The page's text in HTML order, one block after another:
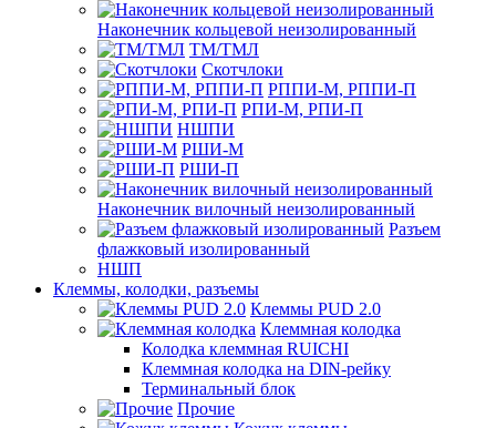
Наконечник кольцевой неизолированный
ТМ/ТМЛ
Скотчлоки
РППИ-М, РППИ-П
РПИ-М, РПИ-П
НШПИ
РШИ-М
РШИ-П
Наконечник вилочный неизолированный
Разъем
флажковый изолированный
НШП
Клеммы, колодки, разъемы
Клеммы PUD 2.0
Клеммная колодка
Колодка клеммная RUICHI
Клеммная колодка на DIN-рейку
Терминальный блок
Прочие